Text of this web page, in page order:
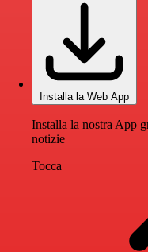
Installa la Web App
Installa la nostra App
notizie
Tocca